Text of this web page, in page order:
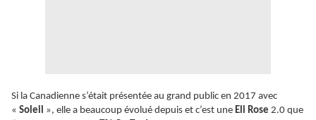
Si la Canadienne s’était présentée au grand public en 2017 avec
« Soleil », elle a beaucoup évolué depuis et c’est une Eli Rose 2.0 que